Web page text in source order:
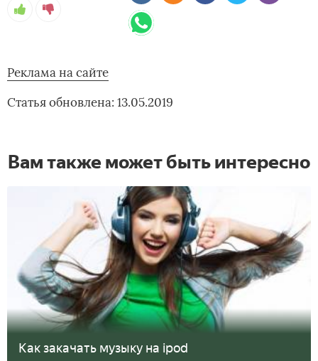
Реклама на сайте
Статья обновлена: 13.05.2019
Вам также может быть интересно
Как закачать музыку на ipod